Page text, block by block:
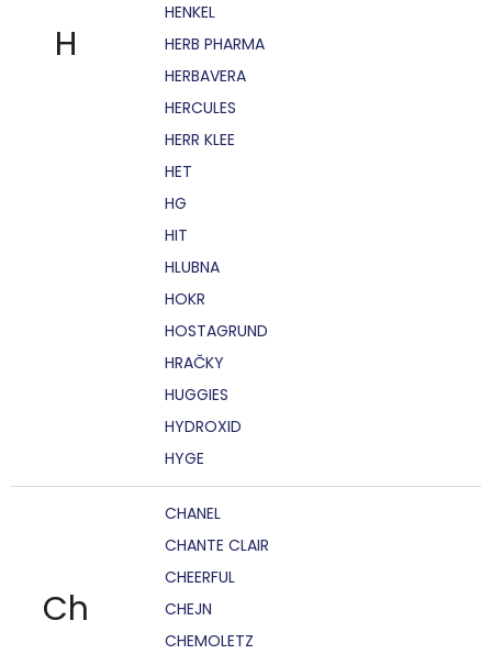
H
HENKEL
HERB PHARMA
HERBAVERA
HERCULES
HERR KLEE
HET
HG
HIT
HLUBNA
HOKR
HOSTAGRUND
HRAČKY
HUGGIES
HYDROXID
HYGE
Ch
CHANEL
CHANTE CLAIR
CHEERFUL
CHEJN
CHEMOLETZ